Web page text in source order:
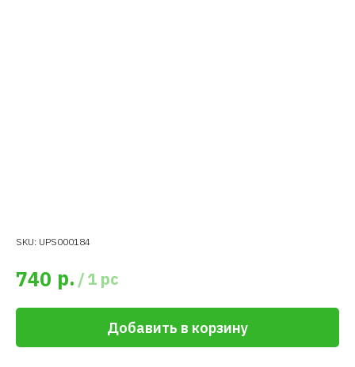
SKU: UPS000184
740 р. /1 pc
Добавить в корзину